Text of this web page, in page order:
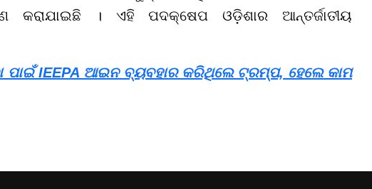
। ଏହି ପଦକ୍ଷେପ ଓଡ଼ିଶାର ଆନ୍ତର୍ଜାତୀୟ
ପାଇଁ IEEPA ଆଇନ ବ୍ୟବହାର କରିଥିଲେ ଟ୍ରମ୍ପ, ହେଲେ କାମ